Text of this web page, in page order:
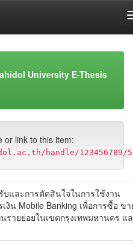
University E-Thesis
or link to this item:
handle/123456789/
บและการตัดสินใจในการใช้งาน
งิน Mobile Banking เพื่อการซื้อ ข
รายย่อยในเขตกรุงเทพมหานคร แ